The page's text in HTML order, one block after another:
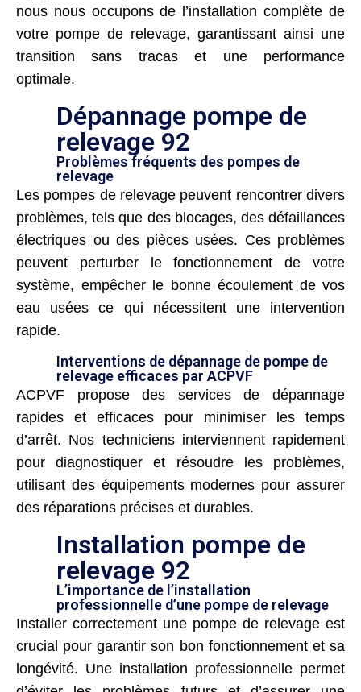
nous nous occupons de l’installation complète de
votre pompe de relevage, garantissant ainsi une
transition sans tracas et une performance
optimale.
Dépannage pompe de
relevage 92
Problèmes fréquents des pompes de
relevage
Les pompes de relevage peuvent rencontrer divers
problèmes, tels que des blocages, des défaillances
électriques ou des pièces usées. Ces problèmes
peuvent perturber le fonctionnement de votre
système, empêcher le bonne écoulement de vos
eau usées ce qui nécessitent une intervention
rapide.
Interventions de dépannage de pompe de
relevage efficaces par ACPVF
ACPVF propose des services de dépannage
rapides et efficaces pour minimiser les temps
d’arrêt. Nos techniciens interviennent rapidement
pour diagnostiquer et résoudre les problèmes,
utilisant des équipements modernes pour assurer
des réparations précises et durables.
Installation pompe de
relevage 92
L’importance de l’installation
professionnelle d’une pompe de relevage
Installer correctement une pompe de relevage est
crucial pour garantir son bon fonctionnement et sa
longévité. Une installation professionnelle permet